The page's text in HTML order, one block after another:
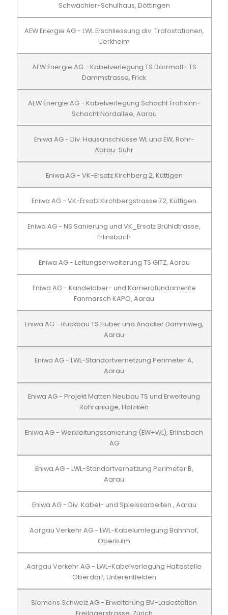
Schwächler-Schulhaus, Döttingen
AEW Energie AG - LWL Erschliessung div. Trafostationen,
Uerkheim
AEW Energie AG - Kabelverlegung TS Dörrmatt- TS
Dammstrasse, Frick
AEW Energie AG - Kabelverlegung Schacht Frohsinn-
Schacht Nordallee, Aarau
Eniwa AG - Div. Hausanschlüsse WL und EW, Rohr-
Aarau-Suhr
Eniwa AG - VK-Ersatz Kirchberg 2, Küttigen
Eniwa AG - VK-Ersatz Kirchbergstrasse 72, Küttigen
Eniwa AG - NS Sanierung und VK_Ersatz Brühldtrasse,
Erlinsbach
Eniwa AG - Leitungserweiterung TS GITZ, Aarau
Eniwa AG - Kandelaber- und Kamerafundamente
Fanmarsch KAPO, Aarau
Eniwa AG - Rückbau TS Huber und Anacker Dammweg,
Aarau
Eniwa AG - LWL-Standortvernetzung Perimeter A,
Aarau
Eniwa AG - Projekt Matten Neubau TS und Erweiteung
Rohranlage, Holziken
Eniwa AG - Werkleitungssanierung (EW+WL), Erlinsbach
AG
Eniwa AG - LWL-Standortvernetzung Perimeter B,
Aarau
Eniwa AG - Div. Kabel- und Spleissarbeiten , Aarau
Aargau Verkehr AG - LWL-Kabelumlegung Bahnhof,
Oberkulm
Aargau Verkehr AG - LWL-Kabelverlegung Haltestelle
Oberdorf, Unterentfelden
Siemens Schweiz AG - Erweiterung EM-Ladestation
Freilagerstrasse, Zürich